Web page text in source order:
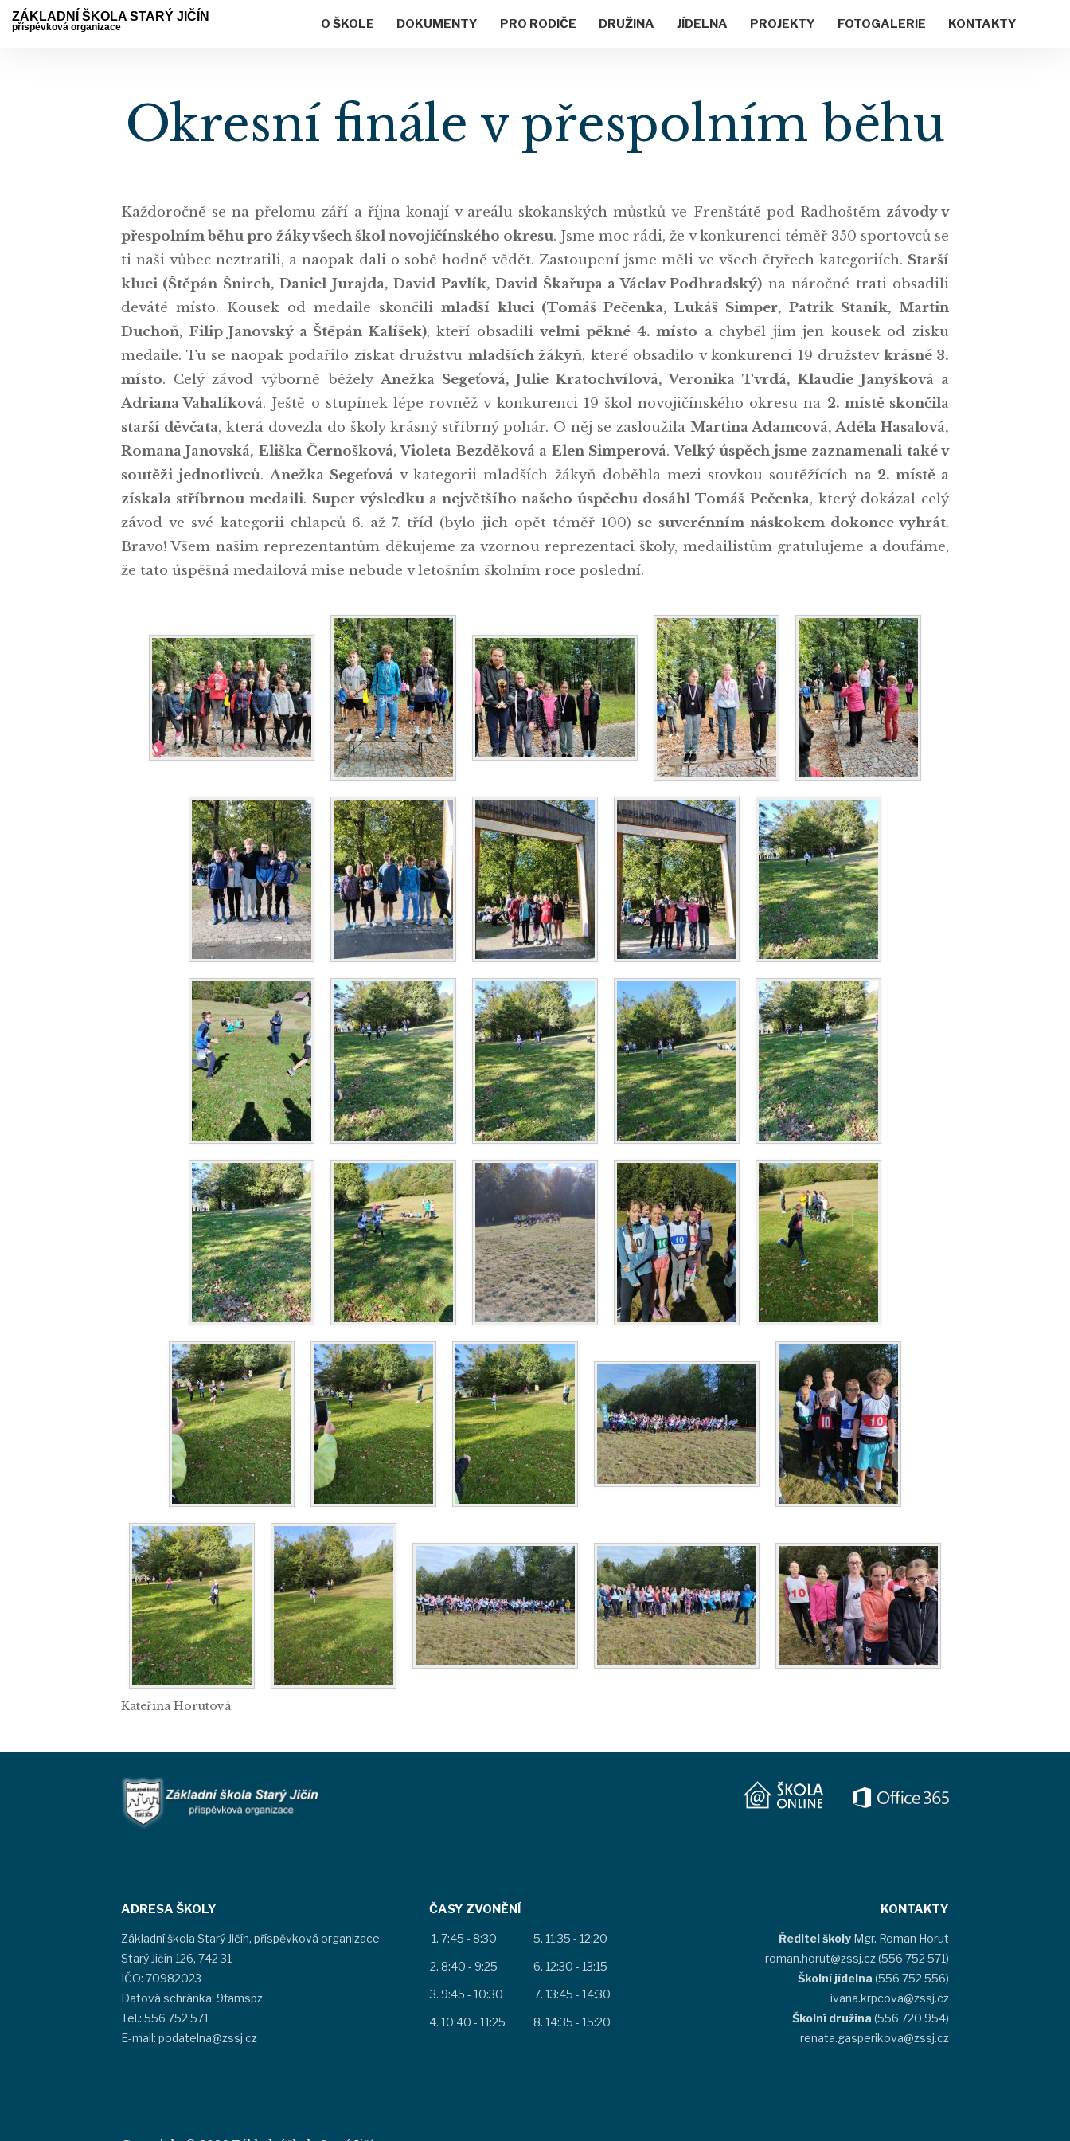
ZÁKLADNÍ ŠKOLA STARÝ JIČÍN
příspěvková organizace O ŠKOLE DOKUMENTY PRO RODIČE DRUŽINA JÍDELNA PROJEKTY FOTOGALERIE KONTAKTY
Okresní finále v přespolním běhu
Každoročně se na přelomu září a října konají v areálu skokanských můstků ve Frenštátě pod Radhoštěm závody v
přespolním běhu pro žáky všech škol novojičínského okresu. Jsme moc rádi, že v konkurenci téměř 350 sportovců se
ti naši vůbec neztratili, a naopak dali o sobě hodně vědět. Zastoupení jsme měli ve všech čtyřech kategoriích. Starší
kluci (Štěpán Šnirch, Daniel Jurajda, David Pavlík, David Škařupa a Václav Podhradský) na náročné trati obsadili
deváté místo. Kousek od medaile skončilimladší kluci (Tomáš Pečenka, Lukáš Simper, Patrik Staník, Martin
Duchoň, Filip Janovský a Štěpán Kalíšek), kteří obsadilivelmi pěkné 4. místo a chyběl jim jen kousek od zisku
medaile. Tu se naopak podařilo získat družstvu mladších žákyň, které obsadilo v konkurenci 19 družstev krásné 3.
místo. Celý závod výborně běžely Anežka Segeťová, Julie Kratochvílová, Veronika Tvrdá, Klaudie Janyšková a
Adriana Vahalíková. Ještě o stupínek lépe rovněž v konkurenci 19 škol novojičínského okresu na 2. místě skončila
starší děvčata, která dovezla do školy krásný stříbrný pohár. O něj se zasloužila Martina Adamcová, Adéla Hasalová,
Romana Janovská, Eliška Černošková, Violeta Bezděková a Elen Simperová.Velký úspěch jsme zaznamenali také v
soutěži jednotlivců.Anežka Segeťová v kategorii mladších žákyň doběhla mezi stovkou soutěžících na 2. místě a
získala stříbrnou medaili. Super výsledku a největšího našeho úspěchu dosáhl Tomáš Pečenka, který dokázal celý
závod ve své kategorii chlapců 6. až 7. tříd (bylo jich opět téměř 100) se suverénním náskokem dokonce vyhrát.
Bravo! Všem našim reprezentantům děkujeme za vzornou reprezentaci školy, medailistům gratulujeme a doufáme,
že tato úspěšná medailová mise nebude v letošním školním roce poslední.
Kateřina Horutová
ADRESA ŠKOLY
Základní škola Starý Jičín, příspěvková organizace
Starý Jičín 126, 742 31
IČO: 70982023
Datová schránka: 9famspz
Tel.: 556 752 571
E-mail: podatelna@zssj.cz
ČASY ZVONĚNÍ
7:45 - 8:30
8:40 - 9:25
9:45 - 10:30
10:40 - 11:25
11:35 - 12:20
12:30 - 13:15
13:45 - 14:30
14:35 - 15:20
KONTAKTY
Ředitel školy Mgr. Roman Horut
roman.horut@zssj.cz (556 752 571)
Školní jídelna (556 752 556)
ivana.krpcova@zssj.cz
Školní družina (556 720 954)
renata.gasperikova@zssj.cz